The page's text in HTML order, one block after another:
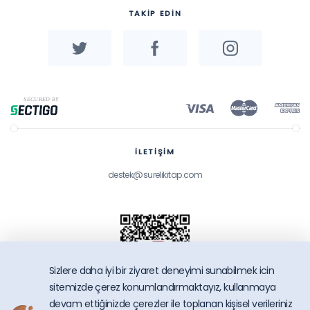
TAKİP EDİN
İLETİŞİM
destek@surelikitap.com
Sizlere daha iyi bir ziyaret deneyimi sunabilmek icin
sitemizde çerez konumlandırmaktayız, kullanmaya
devam ettiğinizde çerezler ile toplanan kişisel verileriniz